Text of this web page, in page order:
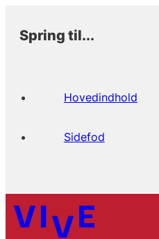
Spring til...
Hovedindhold
Sidefod